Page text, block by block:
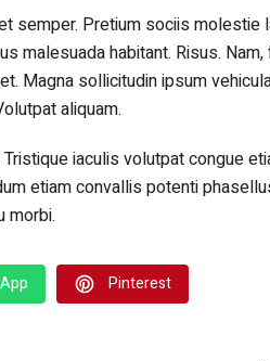
semper. Pretium sociis molestie
malesuada habitant. Risus.
Magna sollicitudin ipsum
aliquam.
iaculis volutpat congue
etiam convallis potenti
morbi.
Pinterest